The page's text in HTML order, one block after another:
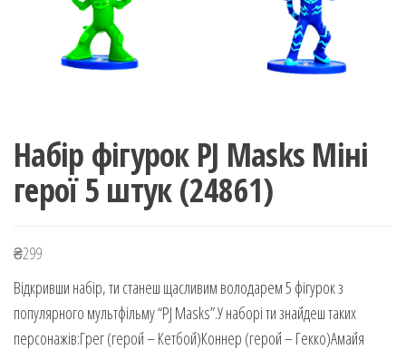
Набір фігурок PJ Masks Міні
герої 5 штук (24861)
₴299
Відкривши набір, ти станеш щасливим володарем 5 фігурок з
популярного мультфільму “PJ Masks”.У наборі ти знайдеш таких
персонажів:Грег (герой – Кетбой)Коннер (герой – Гекко)Амайя